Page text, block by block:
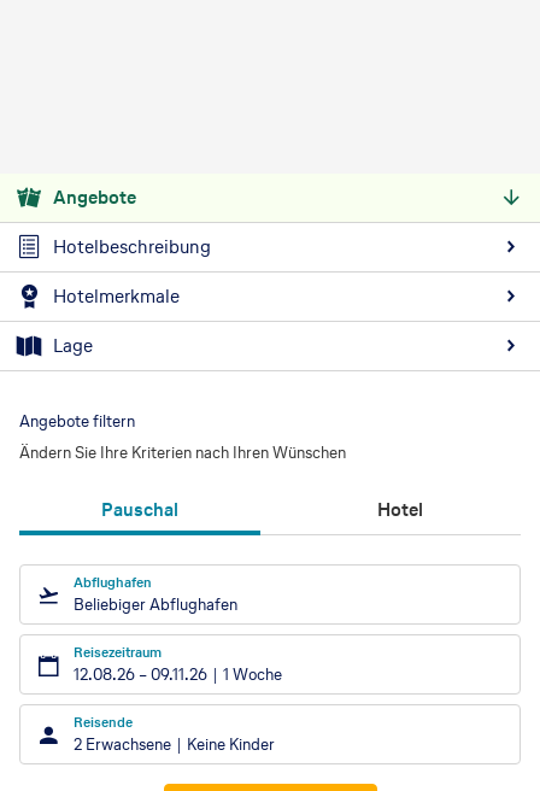
Angebote
Hotelbeschreibung
Hotelmerkmale
Lage
Angebote filtern
Ändern Sie Ihre Kriterien nach Ihren Wünschen
Pauschal Hotel
Abflughafen
Beliebiger Abflughafen
Reisezeitraum
12.08.26 –09.11.26 1 Woche
Reisende
2 Erwachsene Keine Kinder